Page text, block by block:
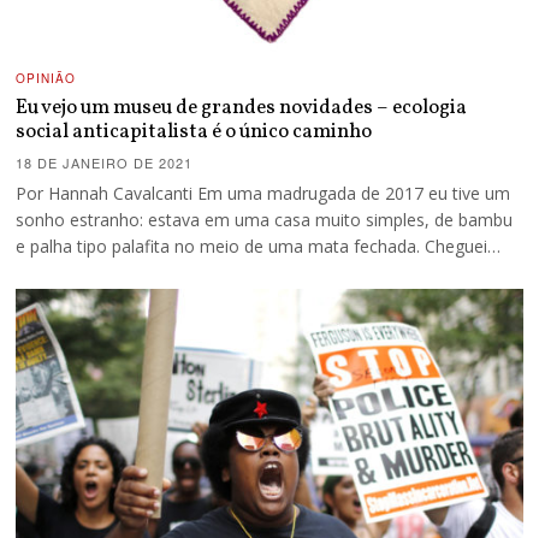
OPINIÃO
Eu vejo um museu de grandes novidades – ecologia
social anticapitalista é o único caminho
18 DE JANEIRO DE 2021
Por Hannah Cavalcanti Em uma madrugada de 2017 eu tive um
sonho estranho: estava em uma casa muito simples, de bambu
e palha tipo palafita no meio de uma mata fechada. Cheguei…